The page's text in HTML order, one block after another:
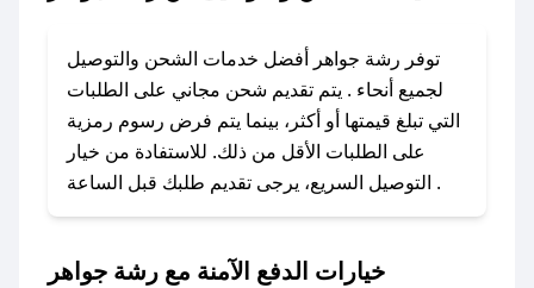
تواصل معنا عبر تويتر أو البريد الإلكتروني لإضافته
بسرعة.
### كيفية استخدام كود خصم رشة جواهر؟
1. انسخ كود الخصم من تطبيق صحصح.
2. الصقه في خانة الدفع عند التسوق من رشة
توفر رشة جواهر أفضل خدمات الشحن والتوصيل
لجميع أنحاء . يتم تقديم شحن مجاني على الطلبات
التي تبلغ قيمتها أو أكثر، بينما يتم فرض رسوم رمزية
على الطلبات الأقل من ذلك. للاستفادة من خيار
التوصيل السريع، يرجى تقديم طلبك قبل الساعة .
خيارات الدفع الآمنة مع رشة جواهر